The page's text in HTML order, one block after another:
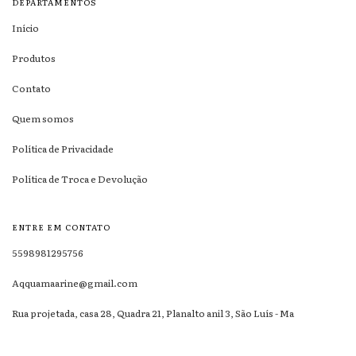
Início
Produtos
Contato
Quem somos
Política de Privacidade
Política de Troca e Devolução
ENTRE EM CONTATO
5598981295756
Aqquamaarine@gmail.com
Rua projetada, casa 28, Quadra 21, Planalto anil 3, São Luís - Ma